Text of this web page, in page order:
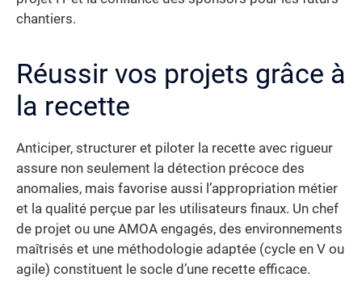
chantiers.
Réussir vos projets grâce à
la recette
Anticiper, structurer et piloter la recette avec rigueur
assure non seulement la détection précoce des
anomalies, mais favorise aussi l’appropriation métier
et la qualité perçue par les utilisateurs finaux. Un chef
de projet ou une AMOA engagés, des environnements
maîtrisés et une méthodologie adaptée (cycle en V ou
agile) constituent le socle d’une recette efficace.